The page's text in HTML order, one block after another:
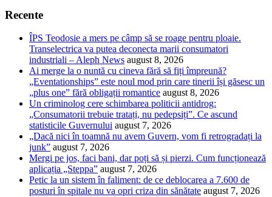
Recente
ÎPS Teodosie a mers pe câmp să se roage pentru ploaie.
Transelectrica va putea deconecta marii consumatori
industriali – Aleph News august 8, 2026
Ai merge la o nuntă cu cineva fără să fiți împreună?
„Eventationships” este noul mod prin care tinerii își găsesc un
„plus one” fără obligații romantice august 8, 2026
Un criminolog cere schimbarea politicii antidrog:
„Consumatorii trebuie tratați, nu pedepsiți”. Ce ascund
statisticile Guvernului august 7, 2026
„Dacă nici în toamnă nu avem Guvern, vom fi retrogradați la
junk” august 7, 2026
Mergi pe jos, faci bani, dar poți să și pierzi. Cum funcționează
aplicația „Steppa” august 7, 2026
Petic la un sistem în faliment: de ce deblocarea a 7.600 de
posturi în spitale nu va opri criza din sănătate august 7, 2026